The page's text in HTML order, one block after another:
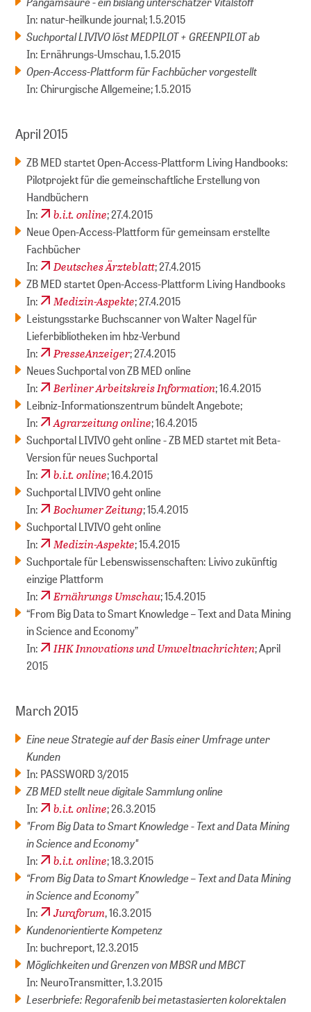
In: natur-heilkunde journal; 1.5.2015
Suchportal LIVIVO löst MEDPILOT + GREENPILOT ab
In: Ernährungs-Umschau, 1.5.2015
Open-Access-Plattform für Fachbücher vorgestellt
In: Chirurgische Allgemeine; 1.5.2015
April 2015
ZB MED startet Open-Access-Plattform Living Handbooks:
Pilotprojekt für die gemeinschaftliche Erstellung von
Handbüchern
In:
b.i.t. online; 27.4.2015
Neue Open-Access-Platt­form für gemeinsam erstellte
Fachbücher
In:
Deutsches Ärzteblatt; 27.4.2015
ZB MED startet Open-Access-Plattform Living Handbooks
In:
Medizin-Aspekte; 27.4.2015
Leistungsstarke Buchscanner von Walter Nagel für
Lieferbibliotheken im hbz-Verbund
In:
PresseAnzeiger; 27.4.2015
Neues Suchportal von ZB MED online
In:
Berliner Arbeitskreis Information; 16.4.2015
Leibniz-Informationszentrum bündelt Angebote;
In:
Agrarzeitung online; 16.4.2015
Suchportal LIVIVO geht online - ZB MED startet mit Beta-
Version für neues Suchportal
In:
b.i.t. online; 16.4.2015
Suchportal LIVIVO geht online
In:
Bochumer Zeitung; 15.4.2015
Suchportal LIVIVO geht online
In:
Medizin-Aspekte; 15.4.2015
Suchportale für Lebenswissenschaften: Livivo zukünftig
einzige Plattform
In:
Ernährungs Umschau; 15.4.2015
“From Big Data to Smart Knowledge – Text and Data Mining
in Science and Economy”
In:
IHK Innovations und Umweltnachrichten; April
2015
March 2015
Eine neue Strategie auf der Basis einer Umfrage unter
Kunden
In: PASSWORD 3/2015
ZB MED stellt neue digitale Sammlung online
In: b.i.t. online; 26.3.2015
"From Big Data to Smart Knowledge - Text and Data Mining
in Science and Economy"
In: b.i.t. online; 18.3.2015
“From Big Data to Smart Knowledge – Text and Data Mining
in Science and Economy”
In: Juraforum, 16.3.2015
Kundenorientierte Kompetenz
In: buchreport, 12.3.2015
Möglichkeiten und Grenzen von MBSR und MBCT
In: NeuroTransmitter, 1.3.2015
Leserbriefe: Regorafenib bei metastasierten kolorektalen